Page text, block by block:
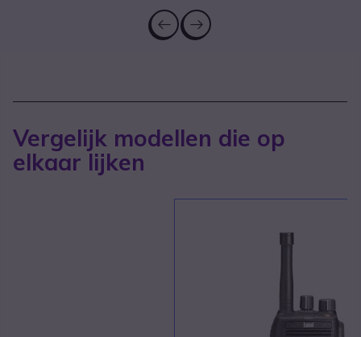
Vergelijk modellen die op
elkaar lijken